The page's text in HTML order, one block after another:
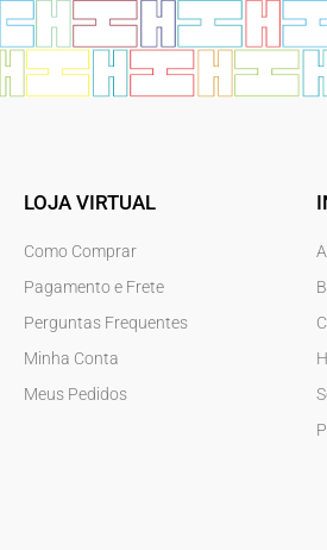
LOJA VIRTUAL
Como Comprar
Pagamento e Frete
Perguntas Frequentes
Minha Conta
Meus Pedidos